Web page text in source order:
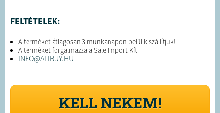
FELTÉTELEK:
A terméket átlagosan 3 munkanapon belül kiszállítjuk!
A terméket forgalmazza a Sale Import Kft.
INFO@ALIBUY.HU
KELL NEKEM!